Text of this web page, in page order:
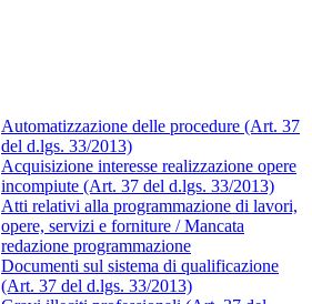
Automatizzazione delle procedure (Art. 37
del d.lgs. 33/2013)
Acquisizione interesse realizzazione opere
incompiute (Art. 37 del d.lgs. 33/2013)
Atti relativi alla programmazione di lavori,
opere, servizi e forniture / Mancata
redazione programmazione
Documenti sul sistema di qualificazione
(Art. 37 del d.lgs. 33/2013)